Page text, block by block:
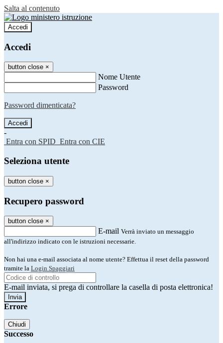
Salta al contenuto
Accedi
Accedi
button close ×
Nome Utente
Password
Password dimenticata?
-
Entra con SPID Entra con CIE
Seleziona utente
button close ×
Recupero password
button close ×
E-mail Verrà inviato un messaggio
all'indirizzo indicato con le istruzioni necessarie.
Non hai una e-mail associata al nome utente? Effettua il reset della password
tramite la Login Spaggiari
E-mail inviata, si prega di controllare la casella di posta elettronica!
Errore
Chiudi
Successo